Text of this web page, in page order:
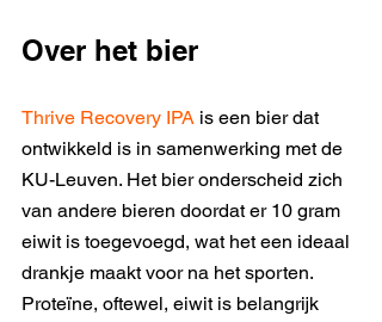
Over het bier
Thrive Recovery IPA is een bier dat
ontwikkeld is in samenwerking met de
KU-Leuven. Het bier onderscheid zich
van andere bieren doordat er 10 gram
eiwit is toegevoegd, wat het een ideaal
drankje maakt voor na het sporten.
Proteïne, oftewel, eiwit is belangrijk